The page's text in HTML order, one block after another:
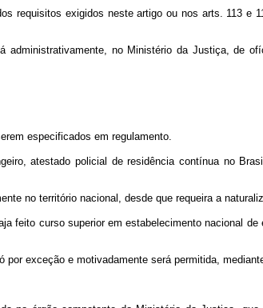
requisitos exigidos neste artigo ou nos arts. 113 e
administrativamente, no Ministério da Justiça, de
especificados em regulamento.
atestado policial de residência contínua no
no território nacional, desde que requeira a
feito curso superior em estabelecimento nacional
exceção e motivadamente será permitida,